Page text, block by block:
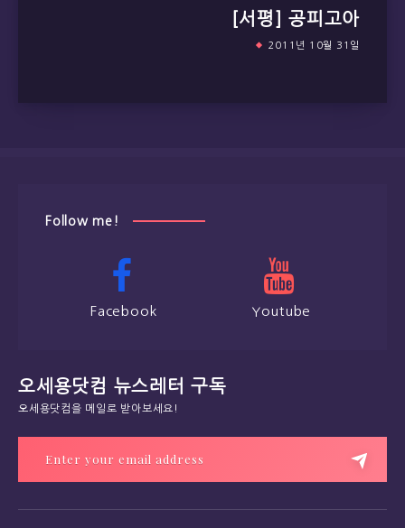
[서평] 공피고아
2011년 10월 31일
Follow me!
Facebook Youtube
오세용닷컴 뉴스레터 구독
오세용닷컴을 메일로 받아보세요!